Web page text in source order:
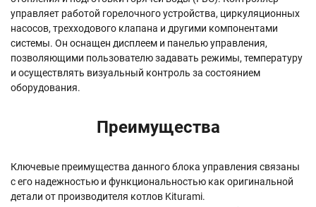
управляет работой горелочного устройства, циркуляционных
насосов, трехходового клапана и другими компонентами
системы. Он оснащен дисплеем и панелью управления,
позволяющими пользователю задавать режимы, температуру
и осуществлять визуальный контроль за состоянием
оборудования.
Преимущества
Ключевые преимущества данного блока управления связаны
с его надежностью и функциональностью как оригинальной
детали от производителя котлов Kiturami.